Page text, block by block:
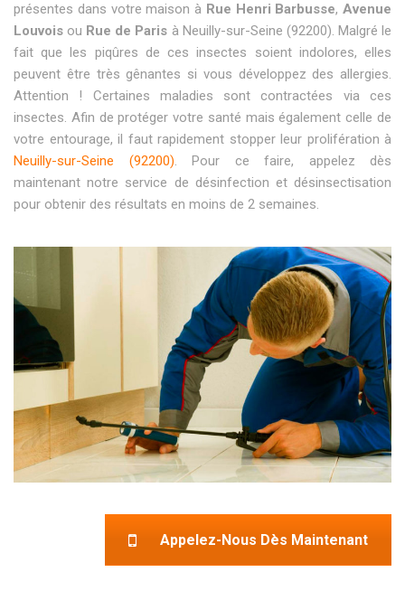
présentes dans votre maison à Rue Henri Barbusse, Avenue
Louvois ou Rue de Paris à Neuilly-sur-Seine (92200). Malgré le
fait que les piqûres de ces insectes soient indolores, elles
peuvent être très gênantes si vous développez des allergies.
Attention ! Certaines maladies sont contractées via ces
insectes. Afin de protéger votre santé mais également celle de
votre entourage, il faut rapidement stopper leur prolifération à
Neuilly-sur-Seine (92200). Pour ce faire, appelez dès
maintenant notre service de désinfection et désinsectisation
pour obtenir des résultats en moins de 2 semaines.
Appelez-Nous Dès Maintenant